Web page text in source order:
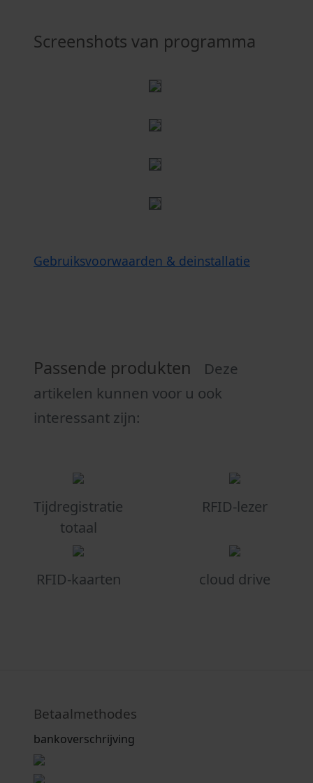
Screenshots van programma
Gebruiksvoorwaarden & deinstallatie
Passende produkten
Deze
artikelen kunnen voor u ook
interessant zijn:
Tijdregistratie
totaal
RFID-lezer
RFID-kaarten cloud drive
Betaalmethodes
bankoverschrijving